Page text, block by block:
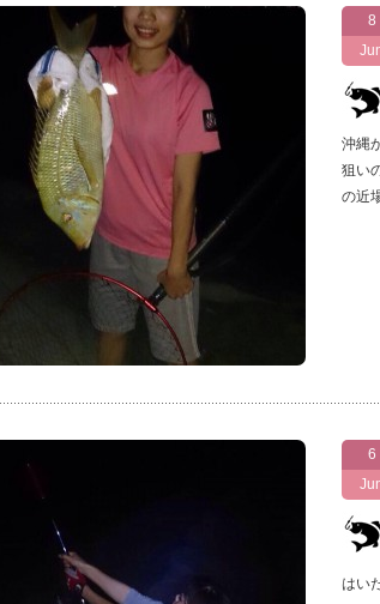
8
沖縄
狙い
の近
6
はい